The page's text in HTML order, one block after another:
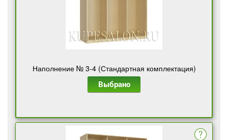
Наполнение № 3-4 (Стандартная комплектация)
Выбрано